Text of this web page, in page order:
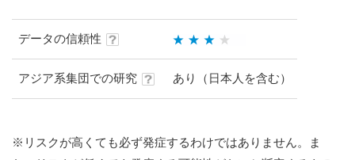
データの信頼性
アジア系集団での研究 あり（日本人を含む）
※リスクが高くても必ず発症するわけではありません。ま